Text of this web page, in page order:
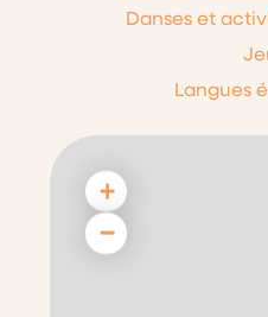
Danses et
Langues
+
−